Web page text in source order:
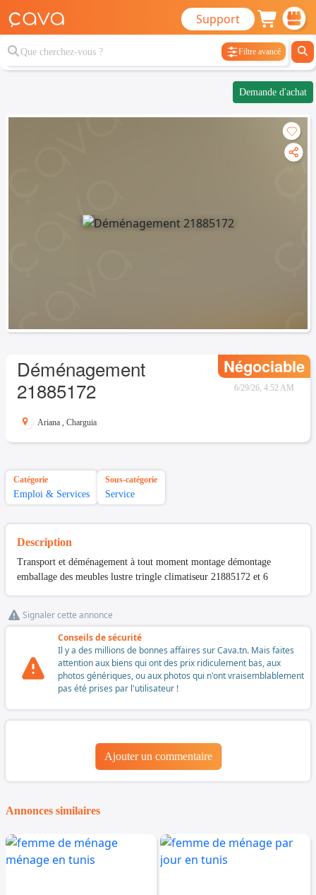
Support
Filtre avancé
Demande d'achat
Déménagement
21885172
Négociable
6/29/26, 4:52 AM
Ariana , Charguia
Catégorie
Emploi & Services
Sous-catégorie
Service
Description
Transport et déménagement à tout moment montage démontage
emballage des meubles lustre tringle climatiseur 21885172 et 6
Signaler cette annonce
Conseils de sécurité
Il y a des millions de bonnes affaires sur Cava.tn. Mais faites
attention aux biens qui ont des prix ridiculement bas, aux
photos génériques, ou aux photos qui n'ont vraisemblablement
pas été prises par l'utilisateur !
Ajouter un commentaire
Annonces similaires